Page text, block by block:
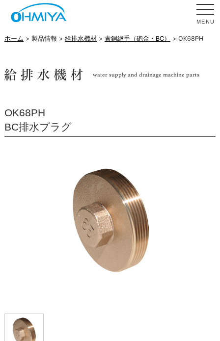
MENU
ホーム > 製品情報 > 給排水機材> 青銅継手（砲金・BC） > OK68PH
OK68PH
BC排水プラグ